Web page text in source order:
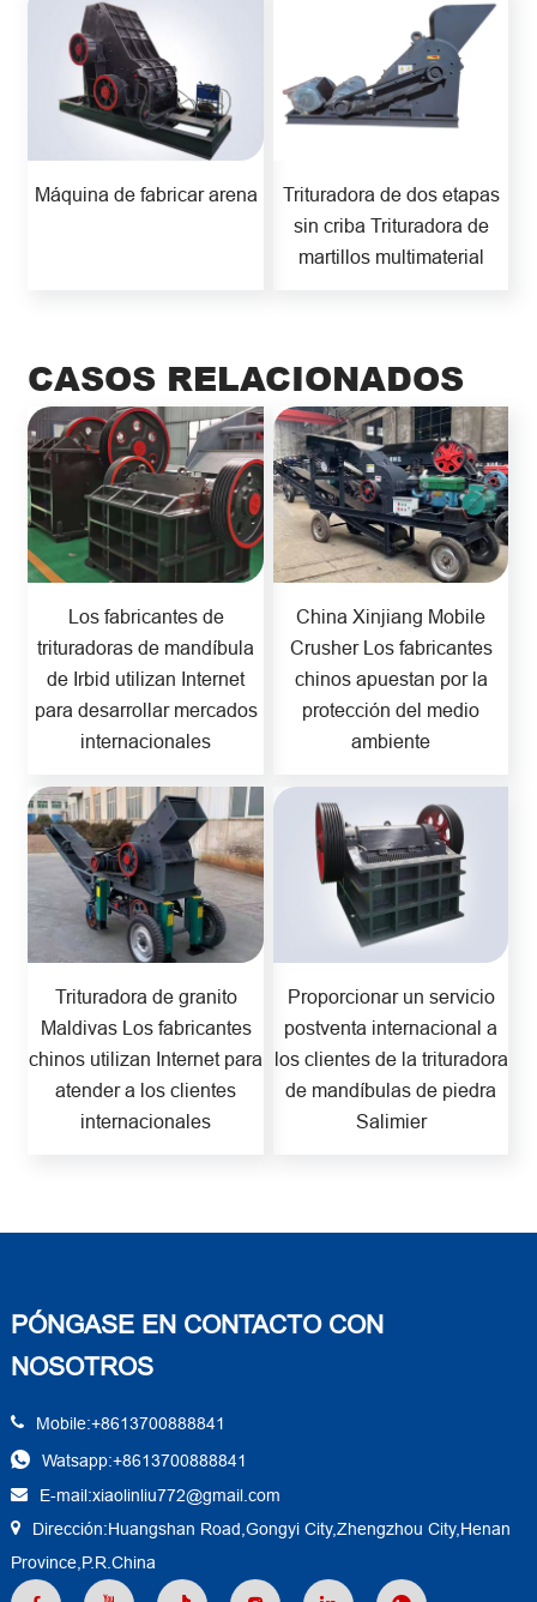
Máquina de fabricar arena
Trituradora de dos etapas
sin criba Trituradora de
martillos multimaterial
CASOS RELACIONADOS
Los fabricantes de
trituradoras de mandíbula
de Irbid utilizan Internet
para desarrollar mercados
internacionales
China Xinjiang Mobile
Crusher Los fabricantes
chinos apuestan por la
protección del medio
ambiente
Trituradora de granito
Maldivas Los fabricantes
chinos utilizan Internet para
atender a los clientes
internacionales
Proporcionar un servicio
postventa internacional a
los clientes de la trituradora
de mandíbulas de piedra
Salimier
PÓNGASE EN CONTACTO CON
NOSOTROS
Mobile:+8613700888841
Watsapp:+8613700888841
E-mail:xiaolinliu772@gmail.com
Dirección:Huangshan Road,Gongyi City,Zhengzhou City,Henan
Province,P.R.China